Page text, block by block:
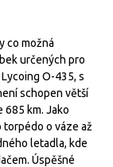
co možná
určených pro
O-435, s
schopen větší
km. Jako
o váze až
letadla, kde
Úspěšné